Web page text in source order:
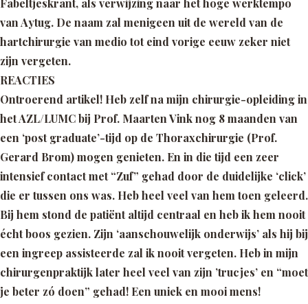
Fabeltjeskrant, als verwijzing naar het hoge werktempo
van Aytug. De naam zal menigeen uit de wereld van de
hartchirurgie van medio tot eind vorige eeuw zeker niet
zijn vergeten.
REACTIES
Ontroerend artikel! Heb zelf na mijn chirurgie-opleiding in
het AZL/LUMC bij Prof. Maarten Vink nog 8 maanden van
een ‘post graduate’-tijd op de Thoraxchirurgie (Prof.
Gerard Brom) mogen genieten. En in die tijd een zeer
intensief contact met “Zuf” gehad door de duidelijke ‘click’
die er tussen ons was. Heb heel veel van hem toen geleerd.
Bij hem stond de patiënt altijd centraal en heb ik hem nooit
écht boos gezien. Zijn ‘aanschouwelijk onderwijs’ als hij bij
een ingreep assisteerde zal ik nooit vergeten. Heb in mijn
chirurgenpraktijk later heel veel van zijn ’trucjes’ en “moet
je beter zó doen” gehad! Een uniek en mooi mens!